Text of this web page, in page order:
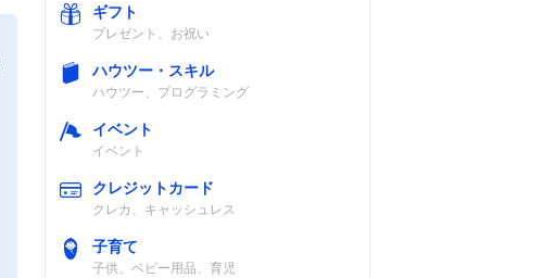
ギフト
プレゼント、お祝い
ハウツー・スキル
ハウツー、プログラミング
イベント
イベント
クレジットカード
クレカ、キャッシュレス
子育て
子供、ベビー用品、育児